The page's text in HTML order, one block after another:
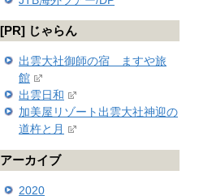
[PR] じゃらん
出雲大社御師の宿 ますや旅
館
出雲日和
加美屋リゾート出雲大社神迎の
道杵と月
アーカイブ
2020